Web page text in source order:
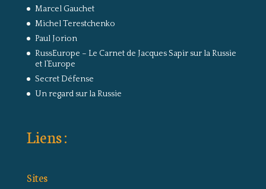
Marcel Gauchet
Michel Terestchenko
Paul Jorion
RussEurope – Le Carnet de Jacques Sapir sur la Russie
et l’Europe
Secret Défense
Un regard sur la Russie
Liens :
Sites